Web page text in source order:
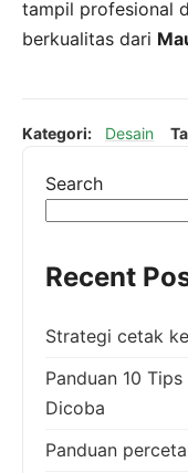
tampil profesional
berkualitas dari
Kategori: Desain
Search
Recent
Strategi cetak
Panduan 10
Dicoba
Panduan